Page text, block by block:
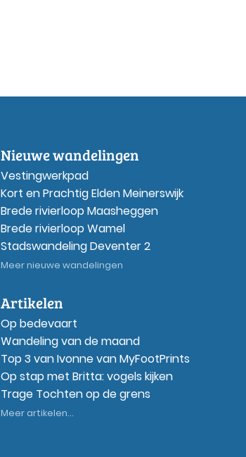
Nieuwe wandelingen
Vestingwerkpad
Kort en Prachtig Elden Meinerswijk
Brede rivierloop Maasheggen
Brede rivierloop Wamel
Stadswandeling Deventer 2
Meer nieuwe wandelingen
Artikelen
Op bedevaart
Wandeling van de maand
Top 3 van Ivonne van MyFootPrints
Op stap met Britta: vogels kijken
Trage Tochten op de grens
Meer artikelen...